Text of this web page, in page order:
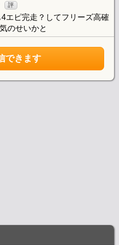
評
エピ完走？してフリーズ高確
のせいかと
できます